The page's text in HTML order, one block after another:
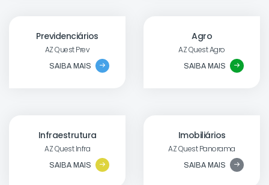
Previdenciários
AZ Quest Prev
SAIBA MAIS
Agro
AZ Quest Agro
SAIBA MAIS
Infraestrutura
AZ Quest Infra
SAIBA MAIS
Imobiliários
AZ Quest Panorama
SAIBA MAIS